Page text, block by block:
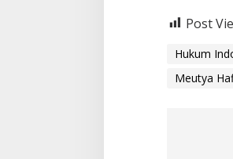
Post
Hukum
Meutya